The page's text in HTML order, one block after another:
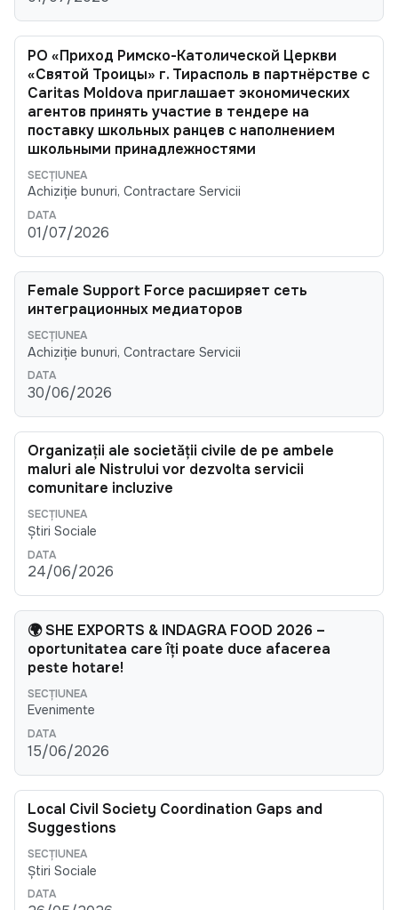
РО «Приход Римско-Католической Церкви
«Святой Троицы» г. Тирасполь в партнёрстве с
Caritas Moldova приглашает экономических
агентов принять участие в тендере на
поставку школьных ранцев с наполнением
школьными принадлежностями
Achiziție bunuri, Contractare Servicii
01/07/2026
Female Support Force расширяет сеть
интеграционных медиаторов
Achiziție bunuri, Contractare Servicii
30/06/2026
Organizații ale societății civile de pe ambele
maluri ale Nistrului vor dezvolta servicii
comunitare incluzive
Știri Sociale
24/06/2026
🌍 SHE EXPORTS & INDAGRA FOOD 2026 –
oportunitatea care îți poate duce afacerea
peste hotare!
Evenimente
15/06/2026
Local Civil Society Coordination Gaps and
Suggestions
Știri Sociale